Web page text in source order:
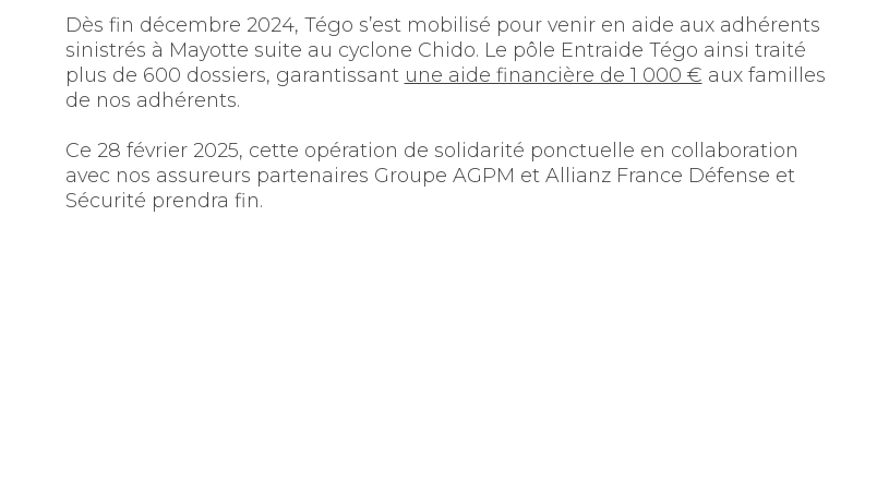
Dès fin décembre 2024, Tégo s’est mobilisé pour venir en aide aux adhérents
sinistrés à Mayotte suite au cyclone Chido. Le pôle Entraide Tégo ainsi traité
plus de 600 dossiers, garantissant une aide financière de 1 000 € aux familles
de nos adhérents.
Ce 28 février 2025, cette opération de solidarité ponctuelle en collaboration
avec nos assureurs partenaires Groupe AGPM et Allianz France Défense et
Sécurité prendra fin.